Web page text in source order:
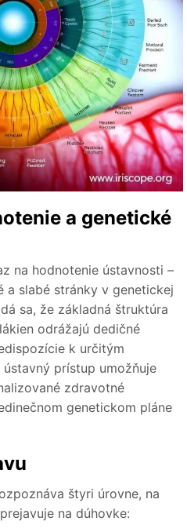
a genetické
na hodnotenie ústavnosti –
a slabé stránky v genetickej
sa, že základná štruktúra
odrážajú dedičné
k určitým
prístup umožňuje
zdravotné
genetickom pláne
štyri úrovne, na
na dúhovke: